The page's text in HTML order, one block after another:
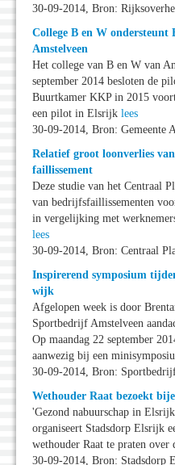
30-09-2014, Bron:
College B en W ondersteunt
Amstelveen
Het college van B en W van
september 2014 besloten de
Buurtkamer KKP in 2015
een pilot in Elsrijk lees
30-09-2014, Bron: Gemeente
Relatief groot loonverlies
faillissement
Deze studie van het Centraal
van bedrijfsfaillissementen
in vergelijking met
lees
30-09-2014, Bron: Centraal
Inspirerend symposium
wijk
Afgelopen week is door
Sportbedrijf Amstelveen
Op maandag 22 september
aanwezig bij een
30-09-2014, Bron:
Wethouder Raat bezoekt
'Gezond nabuurschap in
organiseert Stadsdorp Elsrijk
wethouder Raat te praten over
30-09-2014, Bron: Stadsdorp